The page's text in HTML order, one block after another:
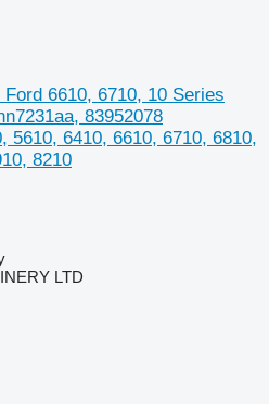
Ford 6610, 6710, 10 Series
83952078
5610, 6410, 6610, 6710, 6810,
8210
LTD